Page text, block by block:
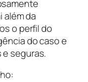
além da
o perfil do
do caso e
seguras.